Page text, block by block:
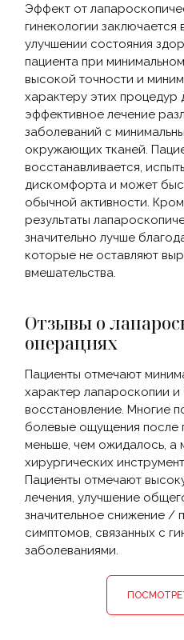
Эффект от
гинекологии заключается
улучшении состояния
пациента при
высокой точности и
характеру этих процедур
эффективное лечение
заболеваний с
окружающих тканей.
восстанавливается,
дискомфорта и может
обычной активности.
результаты
значительно лучше
которые не оставляют
вмешательства.
Отзывы о
операциях
Пациенты отмечают
характер лапароскопии
восстановление. Многие
болевые ощущения после
меньше, чем ожидалось, а
хирургических
Пациенты отмечают
лечения, улучшение
значительное снижение /
симптомов, связанных с
заболеваниями.